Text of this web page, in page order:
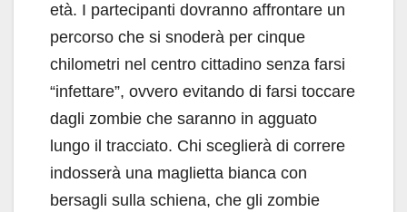
età. I partecipanti dovranno affrontare un
percorso che si snoderà per cinque
chilometri nel centro cittadino senza farsi
“infettare”, ovvero evitando di farsi toccare
dagli zombie che saranno in agguato
lungo il tracciato. Chi sceglierà di correre
indosserà una maglietta bianca con
bersagli sulla schiena, che gli zombie